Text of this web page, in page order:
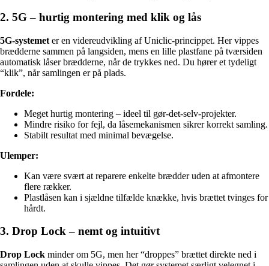
2. 5G – hurtig montering med klik og lås
5G-systemet er en videreudvikling af Uniclic-princippet. Her vippes
brædderne sammen på langsiden, mens en lille plastfane på tværsiden
automatisk låser brædderne, når de trykkes ned. Du hører et tydeligt
“klik”, når samlingen er på plads.
Fordele:
Meget hurtig montering – ideel til gør-det-selv-projekter.
Mindre risiko for fejl, da låsemekanismen sikrer korrekt samling.
Stabilt resultat med minimal bevægelse.
Ulemper:
Kan være svært at reparere enkelte brædder uden at afmontere
flere rækker.
Plastlåsen kan i sjældne tilfælde knække, hvis brættet tvinges for
hårdt.
3. Drop Lock – nemt og intuitivt
Drop Lock minder om 5G, men her “droppes” brættet direkte ned i